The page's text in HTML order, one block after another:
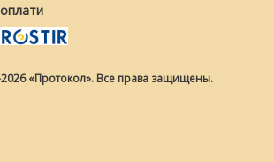
«Протокол». Все права защищены.